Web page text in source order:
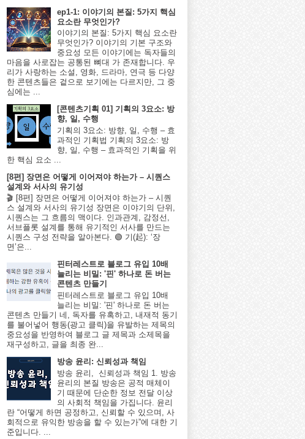
ep1-1: 이야기의 본질: 5가지 핵심
요소란 무엇인가?
이야기의 본질: 5가지 핵심 요소란
무엇인가? 이야기의 기본 구조와
중요성 모든 이야기에는 독자들의
마음을 사로잡는 공통된 뼈대 가 존재합니다. 우
리가 사랑하는 소설, 영화, 드라마, 연극 등 다양
한 콘텐츠들은 겉으로 보기에는 다르지만, 그 중
심에는 ...
[콘텐츠기획 01] 기획의 3요소: 방
향, 일, 수행
기획의 3요소: 방향, 일, 수행 – 효
과적인 기획법 기획의 3요소: 방
향, 일, 수행 – 효과적인 기획을 위
한 핵심 요소 ...
[8편] 장면은 어떻게 이어져야 하는가 – 시퀀스
설계와 서사의 유기성
🎬 [8편] 장면은 어떻게 이어져야 하는가 – 시퀀
스 설계와 서사의 유기성 장면은 이야기의 단위,
시퀀스는 그 흐름의 맥이다. 인과관계, 감정선,
서브플롯 설계를 통해 유기적인 서사를 만드는
시퀀스 구성 전략을 알아본다. 🟢 기(起): ‘장
면’은...
핀터레스트로 블로그 유입 10배
늘리는 비밀: '핀' 하나로 돈 버는
콘텐츠 만들기
핀터레스트로 블로그 유입 10배
늘리는 비밀: '핀' 하나로 돈 버는
콘텐츠 만들기 네, 독자를 유혹하고, 내재적 동기
를 불어넣어 행동(광고 클릭)을 유발하는 제목의
중요성을 반영하여 블로그 글 제목과 소제목을
재구성하고, 글을 최종 완...
방송 윤리: 신뢰성과 책임
방송 윤리, 신뢰성과 책임 1. 방송
윤리의 본질 방송은 공적 매체이
기 때문에 단순한 정보 전달 이상
의 사회적 책임을 가집니다. 윤리
란 “어떻게 하면 공정하고, 신뢰할 수 있으며, 사
회적으로 유익한 방송을 할 수 있는가”에 대한 기
준입니다. ...